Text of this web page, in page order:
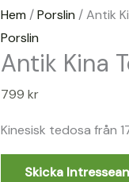
Hem /Porslin / Antik
Porslin
Antik Kina
799 kr
Kinesisk tedosa från
Skicka